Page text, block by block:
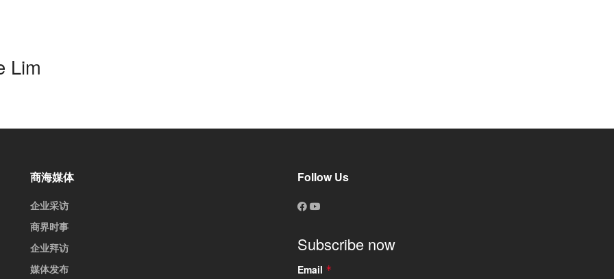
Lim
商海媒体
企业采访
商界时事
企业拜访
媒体发布
Follow Us
Subscribe now
Email *